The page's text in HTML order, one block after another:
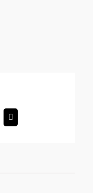
Email
(necessário